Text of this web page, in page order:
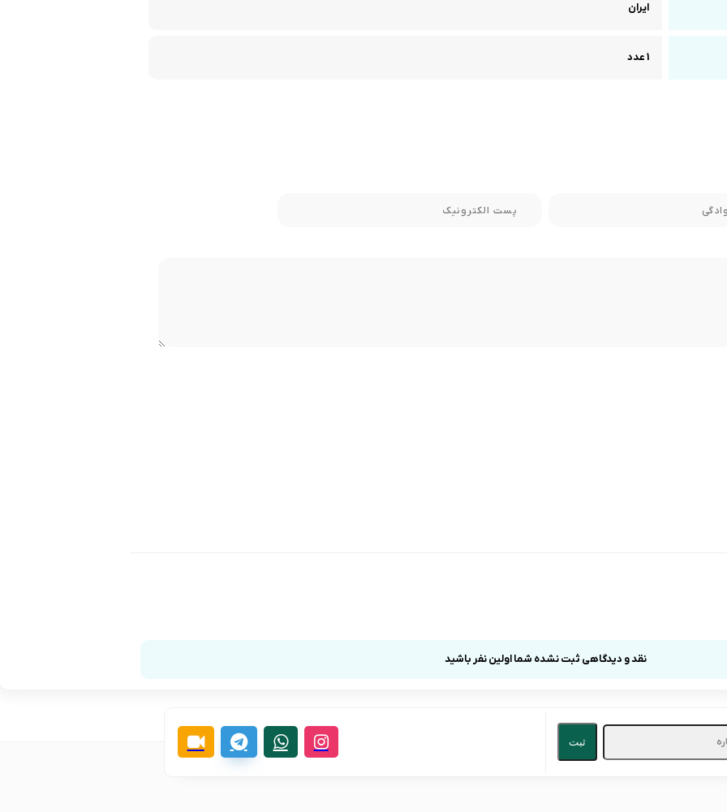
ایران
1 عدد
نقد و دیدگاهی ثبت نشده شما اولین نفر باشید
ثبت